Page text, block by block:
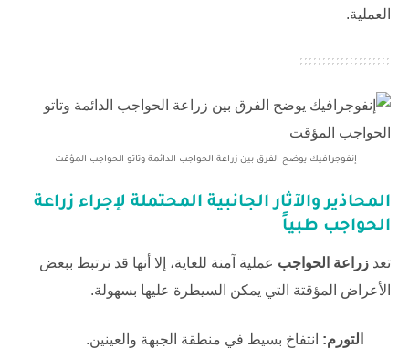
العملية.
إنفوجرافيك يوضح الفرق بين زراعة الحواجب الدائمة وتاتو الحواجب المؤقت
المحاذير والآثار الجانبية المحتملة لإجراء زراعة
الحواجب طبياً
تعد زراعة الحواجب عملية آمنة للغاية، إلا أنها قد ترتبط ببعض
الأعراض المؤقتة التي يمكن السيطرة عليها بسهولة.
التورم: انتفاخ بسيط في منطقة الجبهة والعينين.